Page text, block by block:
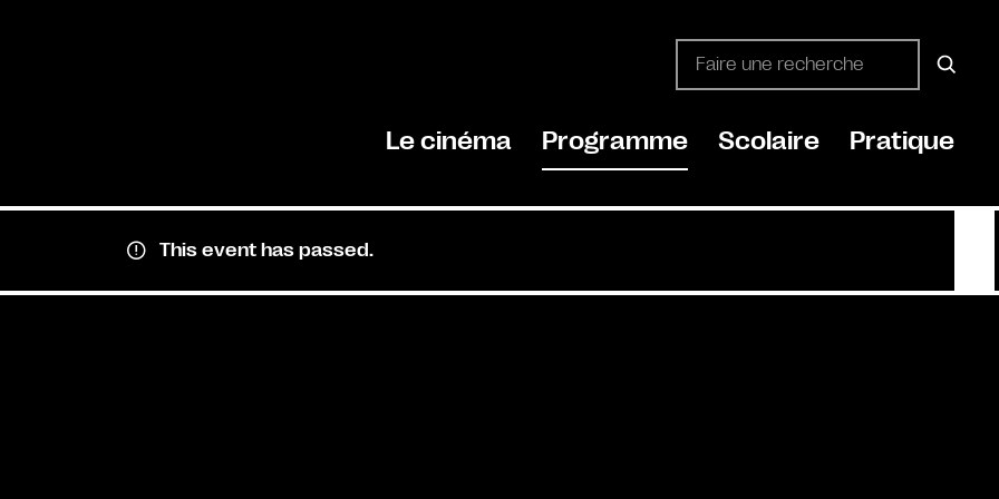
Le cinéma Programme Scolaire Pratique
This event has passed.